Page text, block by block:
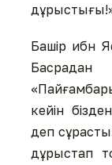
Башір ибн
кейін
деп
дұрыстап